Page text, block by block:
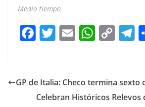
Medio tiempo
F
a
e
b
T
w
er
E
m
l
W
h
s
A
C
o
y
Li
T
a
GP de Italia: Checo termina sexto
Celebran Históricos Relevos